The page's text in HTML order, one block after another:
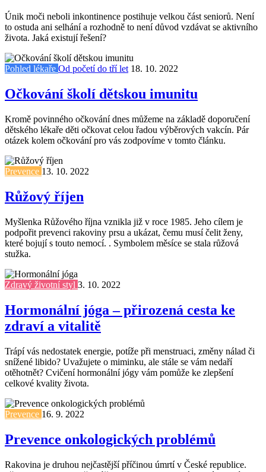
Únik moči neboli inkontinence postihuje velkou část seniorů. Není
to ostuda ani selhání a rozhodně to není důvod vzdávat se aktivního
života. Jaká existují řešení?
Pohled lékaře Od početí do tří let 18. 10. 2022
Očkování školí dětskou imunitu
Kromě povinného očkování dnes můžeme na základě doporučení
dětského lékaře děti očkovat celou řadou výběrových vakcín. Pár
otázek kolem očkování pro vás zodpovíme v tomto článku.
Prevence 13. 10. 2022
Růžový říjen
Myšlenka Růžového října vznikla již v roce 1985. Jeho cílem je
podpořit prevenci rakoviny prsu a ukázat, čemu musí čelit ženy,
které bojují s touto nemocí. . Symbolem měsíce se stala růžová
stužka.
Zdravý životní styl 3. 10. 2022
Hormonální jóga – přirozená cesta ke
zdraví a vitalitě
Trápí vás nedostatek energie, potíže při menstruaci, změny nálad či
snížené libido? Uvažujete o miminku, ale stále se vám nedaří
otěhotnět? Cvičení hormonální jógy vám pomůže ke zlepšení
celkové kvality života.
Prevence 16. 9. 2022
Prevence onkologických problémů
Rakovina je druhou nejčastější příčinou úmrtí v České republice.